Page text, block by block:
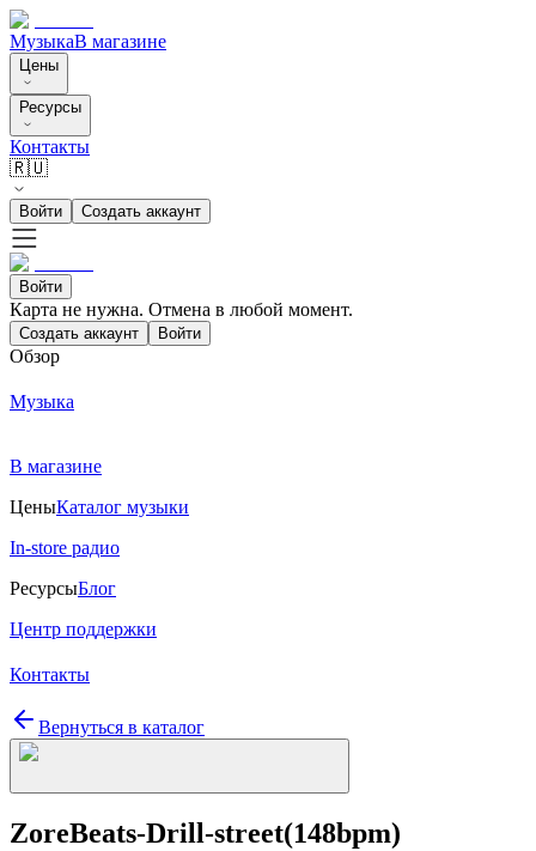
МузыкаВ магазине
Цены
Ресурсы
Контакты
🇷🇺
Войти Создать аккаунт
Войти
Карта не нужна. Отмена в любой момент.
Создать аккаунт Войти
Обзор
Музыка
В магазине
ЦеныКаталог музыки
In-store радио
РесурсыБлог
Центр поддержки
Контакты
Вернуться в каталог
ZoreBeats-Drill-street(148bpm)